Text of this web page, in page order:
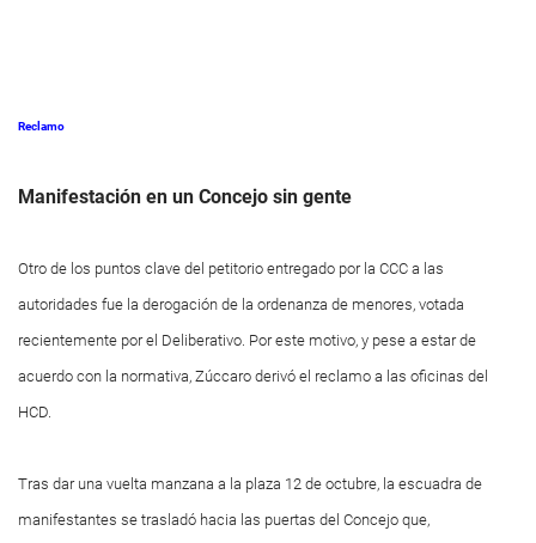
Reclamo
Manifestación en un Concejo sin gente
Otro de los puntos clave del petitorio entregado por la CCC a las
autoridades fue la derogación de la ordenanza de menores, votada
recientemente por el Deliberativo. Por este motivo, y pese a estar de
acuerdo con la normativa, Zúccaro derivó el reclamo a las oficinas del
HCD.
Tras dar una vuelta manzana a la plaza 12 de octubre, la escuadra de
manifestantes se trasladó hacia las puertas del Concejo que,